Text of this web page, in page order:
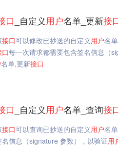
口 _自定义用户名单_更新接
接口可以修改已抄送的自定义用户名
每一次请求都需要包含签名信息（
名单,更新接口
口 _自定义用户名单_查询接
接口可以查询已抄送的自定义用户名
信息（signature 参数），以验证用